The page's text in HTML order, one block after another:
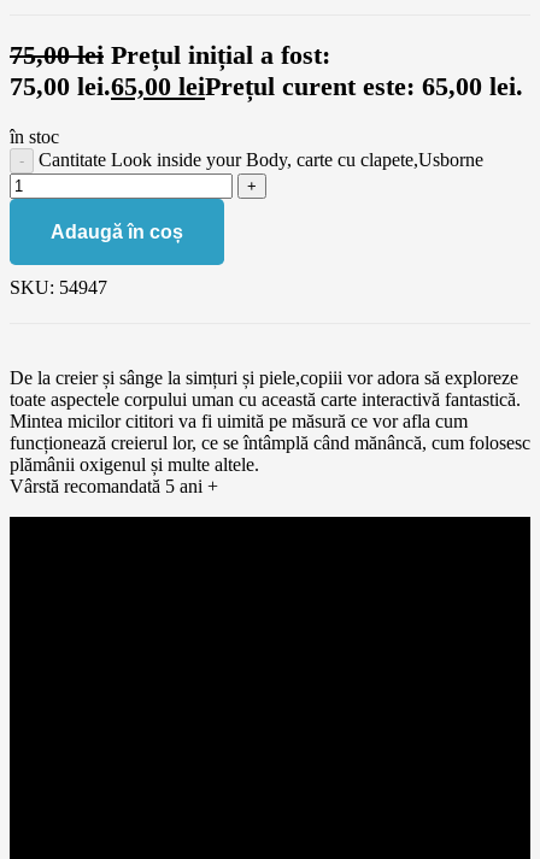
75,00lei Prețul inițial a fost:
75,00 lei.65,00 leiPrețul curent este: 65,00 lei.
în stoc
Cantitate Look inside your Body, carte cu clapete,Usborne
Adaugă în coș
SKU: 54947
De la creier și sânge la simțuri și piele,copiii vor adora să exploreze
toate aspectele corpului uman cu această carte interactivă fantastică.
Mintea micilor cititori va fi uimită pe măsură ce vor afla cum
funcționează creierul lor, ce se întâmplă când mănâncă, cum folosesc
plămânii oxigenul și multe altele.
Vârstă recomandată 5 ani +